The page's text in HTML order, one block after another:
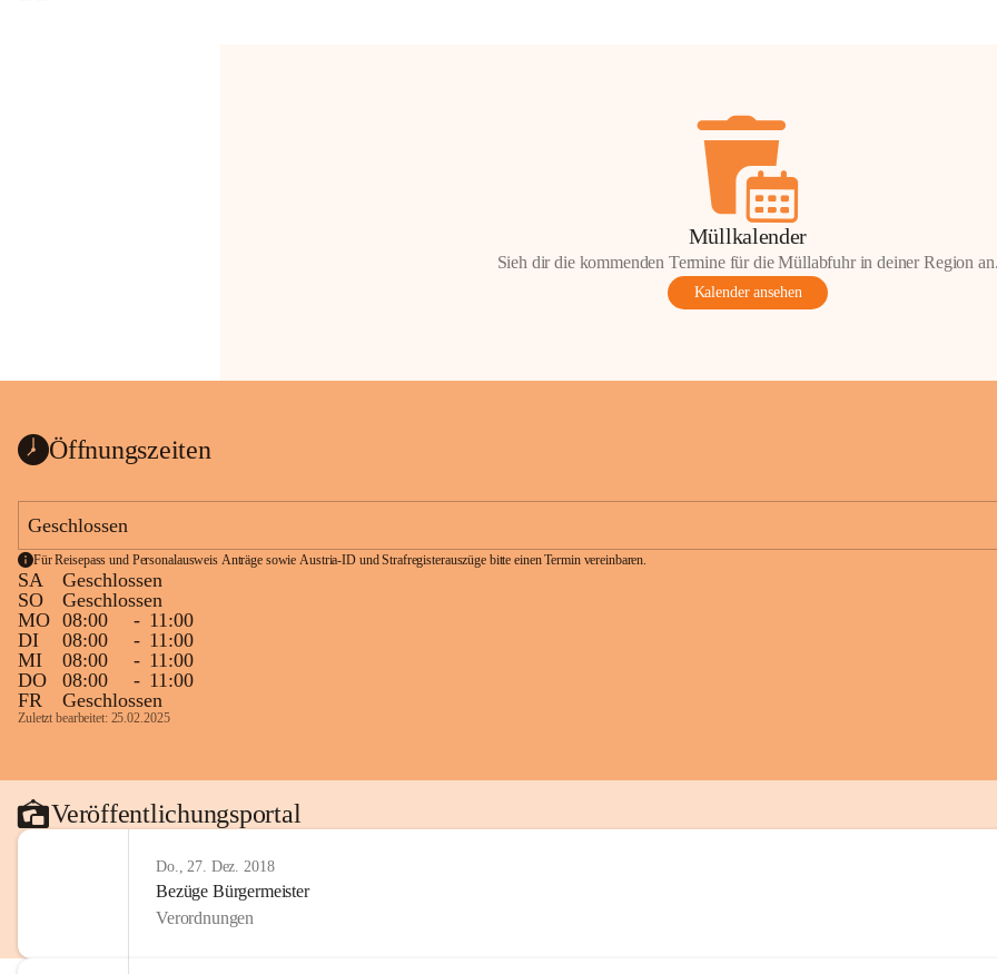
Müllkalender
Sieh dir die kommenden Termine für die Müllabfuhr in deiner Region
Kalender ansehen
Öffnungszeiten
Geschlossen
Für Reisepass und Personalausweis Anträge sowie Austria-ID und Strafregisterauszüge bitte einen Termin vereinbaren.
SA
Geschlossen
SO
Geschlossen
MO 08:00 - 11:00
DI
08:00 - 11:00
MI
08:00 - 11:00
DO
08:00 - 11:00
FR
Geschlossen
Zuletzt bearbeitet: 25.02.2025
Veröffentlichungsportal
Do., 27. Dez. 2018
Bezüge Bürgermeister
Verordnungen